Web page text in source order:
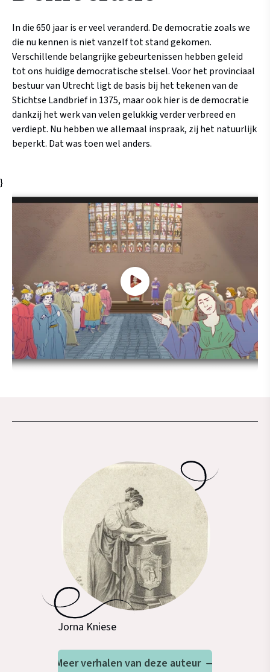
In die 650 jaar is er veel veranderd. De democratie zoals we
die nu kennen is niet vanzelf tot stand gekomen.
Verschillende belangrijke gebeurtenissen hebben geleid
tot ons huidige democratische stelsel. Voor het provinciaal
bestuur van Utrecht ligt de basis bij het tekenen van de
Stichtse Landbrief in 1375, maar ook hier is de democratie
dankzij het werk van velen gelukkig verder verbreed en
verdiept. Nu hebben we allemaal inspraak, zij het natuurlijk
beperkt. Dat was toen wel anders.
}
Jorna Kniese
Meer verhalen van deze auteur